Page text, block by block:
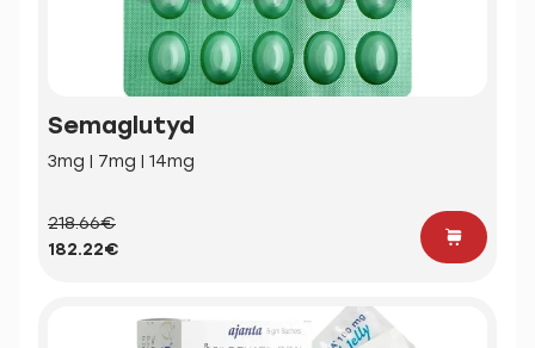
Semaglutyd
3mg | 7mg | 14mg
218.66€
182.22€